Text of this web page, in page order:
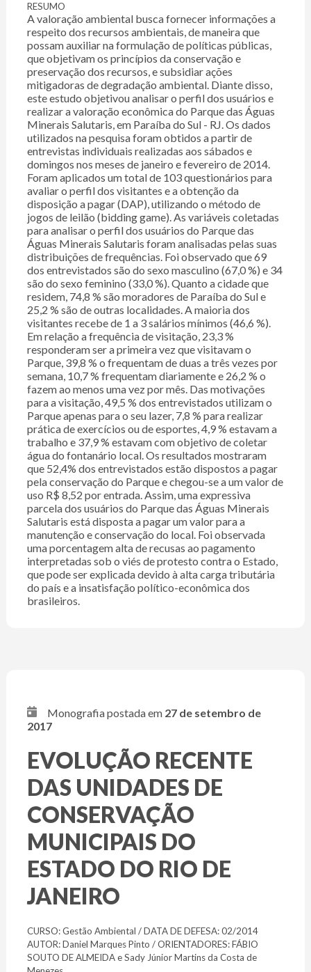
RESUMO
A valoração ambiental busca fornecer informações a
respeito dos recursos ambientais, de maneira que
possam auxiliar na formulação de políticas públicas,
que objetivam os princípios da conservação e
preservação dos recursos, e subsidiar ações
mitigadoras de degradação ambiental. Diante disso,
este estudo objetivou analisar o perfil dos usuários e
realizar a valoração econômica do Parque das Águas
Minerais Salutaris, em Paraíba do Sul - RJ. Os dados
utilizados na pesquisa foram obtidos a partir de
entrevistas individuais realizadas aos sábados e
domingos nos meses de janeiro e fevereiro de 2014.
Foram aplicados um total de 103 questionários para
avaliar o perfil dos visitantes e a obtenção da
disposição a pagar (DAP), utilizando o método de
jogos de leilão (bidding game). As variáveis coletadas
para analisar o perfil dos usuários do Parque das
Águas Minerais Salutaris foram analisadas pelas suas
distribuições de frequências. Foi observado que 69
dos entrevistados são do sexo masculino (67,0 %) e 34
são do sexo feminino (33,0 %). Quanto a cidade que
residem, 74,8 % são moradores de Paraíba do Sul e
25,2 % são de outras localidades. A maioria dos
visitantes recebe de 1 a 3 salários mínimos (46,6 %).
Em relação a frequência de visitação, 23,3 %
responderam ser a primeira vez que visitavam o
Parque, 39,8 % o frequentam de duas a três vezes por
semana, 10,7 % frequentam diariamente e 26,2 % o
fazem ao menos uma vez por mês. Das motivações
para a visitação, 49,5 % dos entrevistados utilizam o
Parque apenas para o seu lazer, 7,8 % para realizar
prática de exercícios ou de esportes, 4,9 % estavam a
trabalho e 37,9 % estavam com objetivo de coletar
água do fontanário local. Os resultados mostraram
que 52,4% dos entrevistados estão dispostos a pagar
pela conservação do Parque e chegou-se a um valor de
uso R$ 8,52 por entrada. Assim, uma expressiva
parcela dos usuários do Parque das Águas Minerais
Salutaris está disposta a pagar um valor para a
manutenção e conservação do local. Foi observada
uma porcentagem alta de recusas ao pagamento
interpretadas sob o viés de protesto contra o Estado,
que pode ser explicada devido à alta carga tributária
do país e a insatisfação político-econômica dos
brasileiros.
Monografia postada em 27 de setembro de
2017
EVOLUÇÃO RECENTE
DAS UNIDADES DE
CONSERVAÇÃO
MUNICIPAIS DO
ESTADO DO RIO DE
JANEIRO
CURSO: Gestão Ambiental / DATA DE DEFESA: 02/2014
AUTOR: Daniel Marques Pinto / ORIENTADORES: FÁBIO
SOUTO DE ALMEIDA e Sady Júnior Martins da Costa de